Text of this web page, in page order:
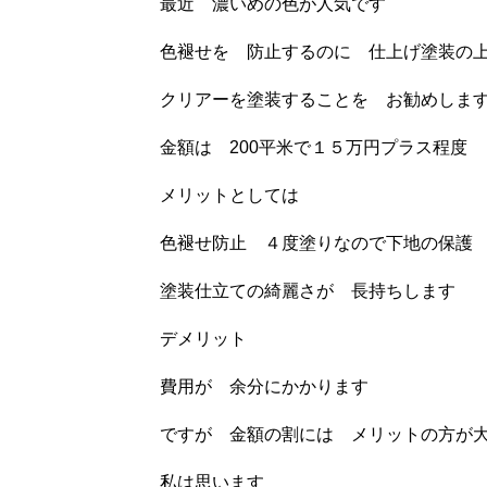
最近 濃いめの色が人気です
色褪せを 防止するのに 仕上げ塗装の
クリアーを塗装することを お勧めしま
金額は 200平米で１５万円プラス程度
メリットとしては
色褪せ防止 ４度塗りなので下地の保護
塗装仕立ての綺麗さが 長持ちします
デメリット
費用が 余分にかかります
ですが 金額の割には メリットの方が
私は思います